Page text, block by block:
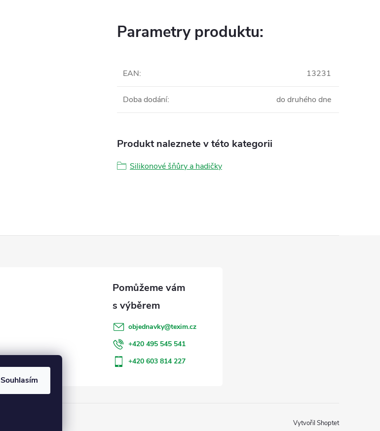
Souhlasím
Parametry produktu:
EAN: 13231
Doba dodání: do druhého dne
Produkt naleznete v této kategorii
Silikonové šňůry a hadičky
objednavky@texim.cz
+420 495 545 541
+420 603 814 227
Vytvořil Shoptet